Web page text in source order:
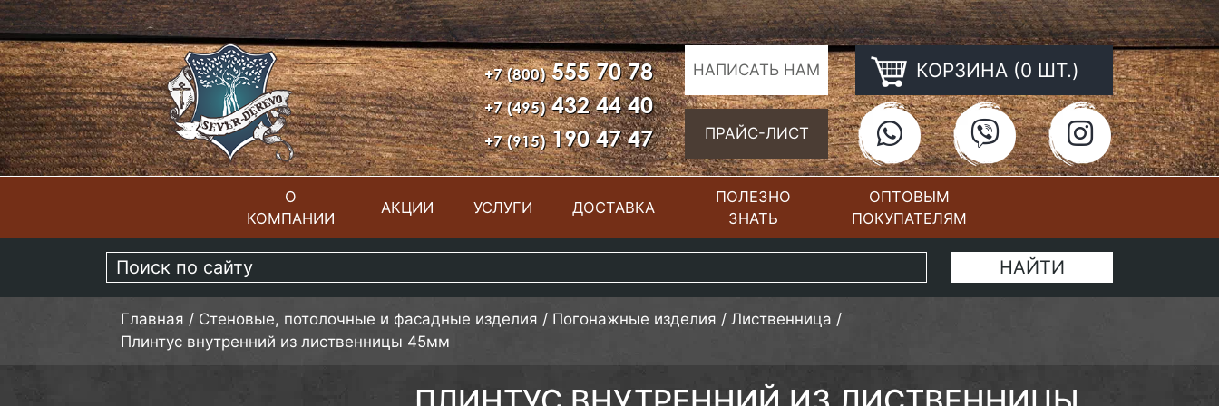
+7 (800)555 70 78
+7 (495)432 44 40
+7 (915)190 47 47
НАПИСАТЬ НАМ
ПРАЙС-ЛИСТ
КОРЗИНА (0 ШТ.)
ГЛАВНАЯ
О
КОМПАНИИ
АКЦИИ УСЛУГИ ДОСТАВКА
ПОЛЕЗНО
ЗНАТЬ
ОПТОВЫМ
ПОКУПАТЕЛЯМ
КОНТАКТЫ
Главная / Стеновые, потолочные и фасадные изделия / Погонажные изделия / Лиственница /
Плинтус внутренний из лиственницы 45мм